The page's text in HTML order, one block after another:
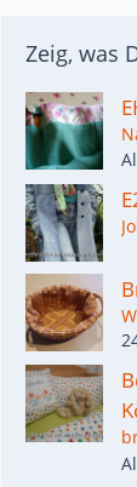
Zeig, was